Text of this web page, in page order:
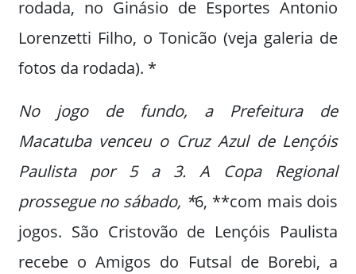
rodada, no Ginásio de Esportes Antonio
Lorenzetti Filho, o Tonicão (veja galeria de
fotos da rodada). *
No jogo de fundo, a Prefeitura de
Macatuba venceu o Cruz Azul de Lençóis
Paulista por 5 a 3. A Copa Regional
prossegue no sábado, *6, **com mais dois
jogos. São Cristovão de Lençóis Paulista
recebe o Amigos do Futsal de Borebi, a